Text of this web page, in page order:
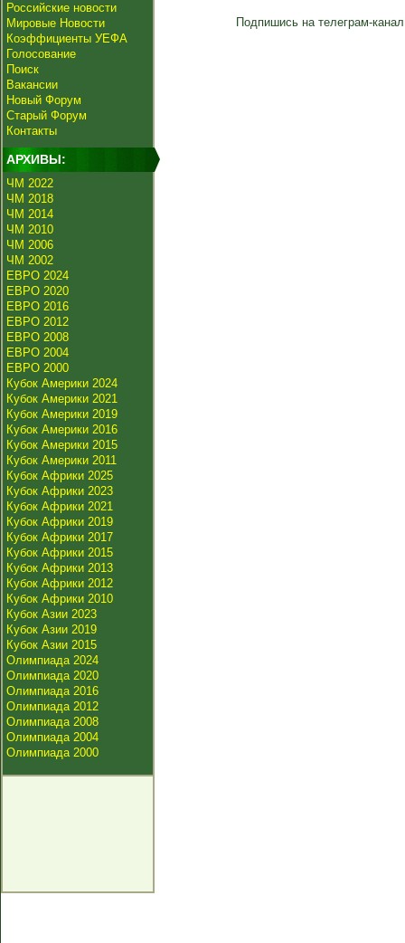
Российские новости
Мировые Новости
Коэффициенты УЕФА
Голосование
Поиск
Вакансии
Новый Форум
Старый Форум
Контакты
АРХИВЫ:
ЧМ 2022
ЧМ 2018
ЧМ 2014
ЧМ 2010
ЧМ 2006
ЧМ 2002
ЕВРО 2024
ЕВРО 2020
ЕВРО 2016
ЕВРО 2012
ЕВРО 2008
ЕВРО 2004
ЕВРО 2000
Кубок Америки 2024
Кубок Америки 2021
Кубок Америки 2019
Кубок Америки 2016
Кубок Америки 2015
Кубок Америки 2011
Кубок Африки 2025
Кубок Африки 2023
Кубок Африки 2021
Кубок Африки 2019
Кубок Африки 2017
Кубок Африки 2015
Кубок Африки 2013
Кубок Африки 2012
Кубок Африки 2010
Кубок Азии 2023
Кубок Азии 2019
Кубок Азии 2015
Олимпиада 2024
Олимпиада 2020
Олимпиада 2016
Олимпиада 2012
Олимпиада 2008
Олимпиада 2004
Олимпиада 2000
Подпишись на телеграм-